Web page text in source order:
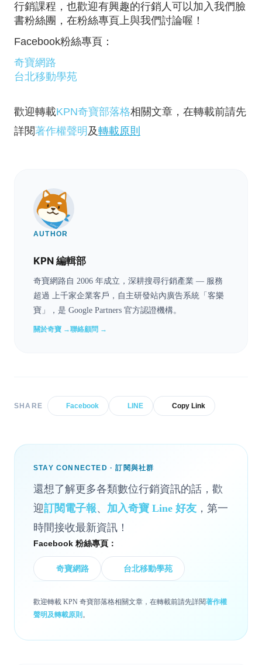
行銷課程，也歡迎有興趣的行銷人可以加入我們臉
書粉絲團，在粉絲專頁上與我們討論喔！
Facebook粉絲專頁：
奇寶網路
台北移動學苑
歡迎轉載KPN奇寶部落格相關文章，在轉載前請先
詳閱著作權聲明 及轉載原則
AUTHOR
KPN 編輯部
奇寶網路自 2006 年成立，深耕搜尋行銷產業 — 服務
超過 上千家企業客戶，自主研發站內廣告系統「客樂
寶」，是 Google Partners 官方認證機構。
關於奇寶 →聯絡顧問 →
SHARE Facebook LINE Copy Link
STAY CONNECTED · 訂閱與社群
還想了解更多各類數位行銷資訊的話，歡
迎訂閱電子報、 加入奇寶 Line 好友 ，第一
時間接收最新資訊！
Facebook 粉絲專頁：
奇寶網路 台北移動學苑
歡迎轉載 KPN 奇寶部落格相關文章，在轉載前請先詳閱著作權
聲明及轉載原則 。